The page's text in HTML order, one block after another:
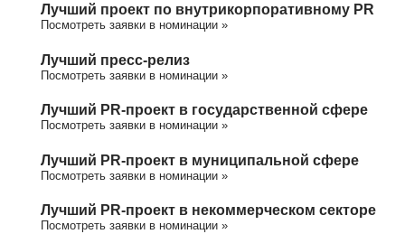
Лучший проект по внутрикорпоративному PR
Посмотреть заявки в номинации »
Лучший пресс-релиз
Посмотреть заявки в номинации »
Лучший PR-проект в государственной сфере
Посмотреть заявки в номинации »
Лучший PR-проект в муниципальной сфере
Посмотреть заявки в номинации »
Лучший PR-проект в некоммерческом секторе
Посмотреть заявки в номинации »